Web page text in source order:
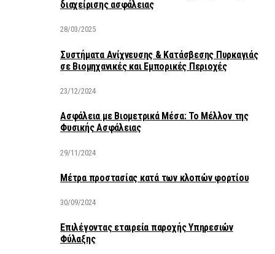
διαχείρισης ασφάλειας
28/03/2025
Συστήματα Ανίχνευσης & Κατάσβεσης Πυρκαγιάς
σε Βιομηχανικές και Εμπορικές Περιοχές
23/12/2024
Ασφάλεια με Βιομετρικά Μέσα: Το Μέλλον της
Φυσικής Ασφάλειας
29/11/2024
Μέτρα προστασίας κατά των κλοπών φορτίου
30/09/2024
Επιλέγοντας εταιρεία παροχής Υπηρεσιών
Φύλαξης